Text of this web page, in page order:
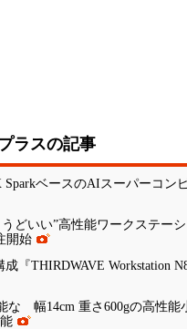
ラスの記事
ベースのAIスーパーコン
どいい”高性能ワークステー
開始
『THIRDWAVE Workstation
な 幅14cm 重さ600gの高性